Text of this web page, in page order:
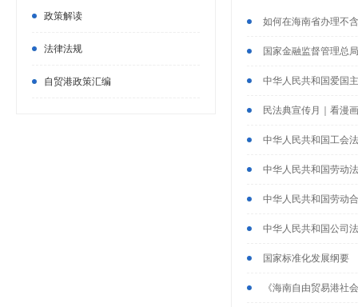
政策解读
法律法规
自贸港政策汇编
如何在海南省办理不
国家金融监督管理总
中华人民共和国爱国
民法典宣传月｜看漫
中华人民共和国工会法
中华人民共和国劳动法
中华人民共和国劳动
中华人民共和国公司法
国家标准化发展纲要
《海南自由贸易港社